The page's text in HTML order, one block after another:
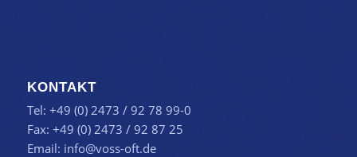
KONTAKT
Tel: +49 (0) 2473 / 92 78 99-0
Fax: +49 (0) 2473 / 92 87 25
Email: info@voss-oft.de